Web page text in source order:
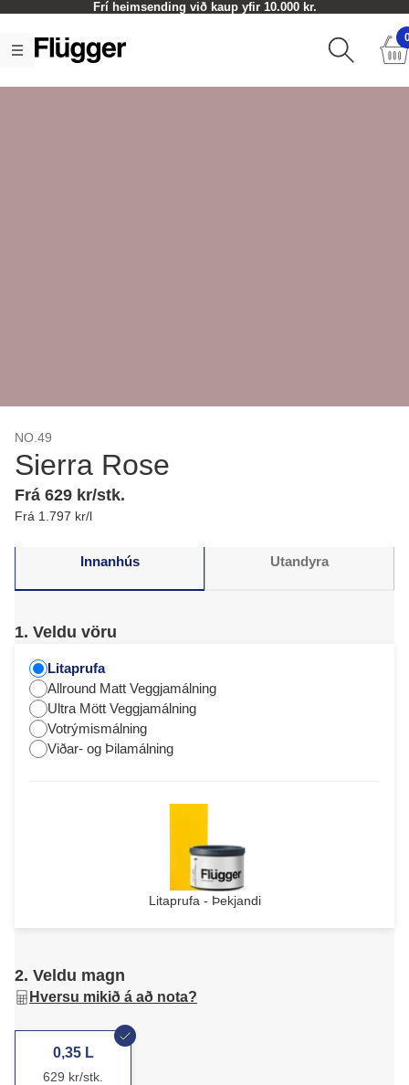
Frí heimsending við kaup yfir 10.000 kr.
NO.49
Sierra Rose
Frá 629 kr/stk.
Frá 1.797 kr/l
Innanhús Utandyra
1. Veldu vöru
Litaprufa
Allround Matt Veggjamálning
Ultra Mött Veggjamálning
Votrýmismálning
Viðar- og Þilamálning
Litaprufa - Þekjandi
2. Veldu magn
Hversu mikið á að nota?
0,35 L
629 kr/stk.